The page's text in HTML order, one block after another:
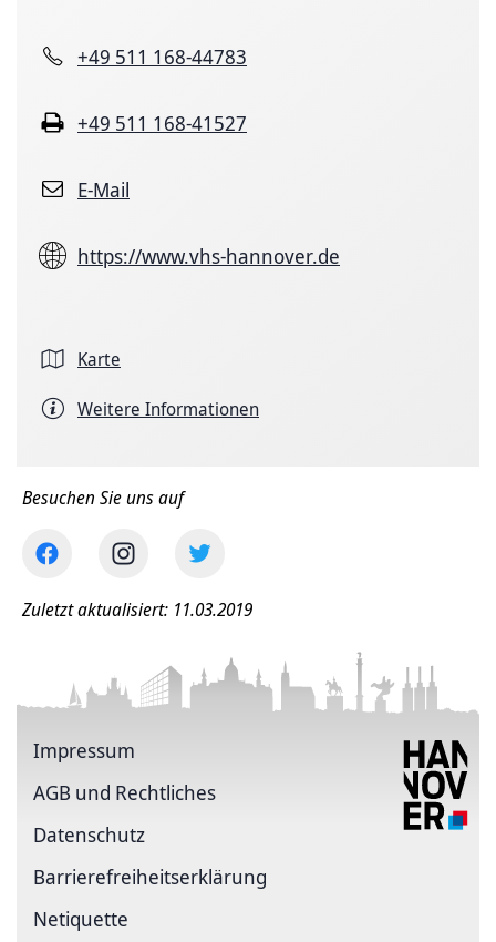
+49 511 168-44783
+49 511 168-41527
E-Mail
https://www.vhs-hannover.de
Karte
Weitere Informationen
Besuchen Sie uns auf
Zuletzt aktualisiert: 11.03.2019
Impressum
AGB und Rechtliches
Datenschutz
Barriere­freiheits­erklärung
Netiquette